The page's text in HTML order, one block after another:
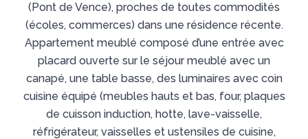
(Pont de Vence), proches de toutes commodités
(écoles, commerces) dans une résidence récente.
Appartement meublé composé d’une entrée avec
placard ouverte sur le séjour meublé avec un
canapé, une table basse, des luminaires avec coin
cuisine équipé (meubles hauts et bas, four, plaques
de cuisson induction, hotte, lave-vaisselle,
réfrigérateur, vaisselles et ustensiles de cuisine,